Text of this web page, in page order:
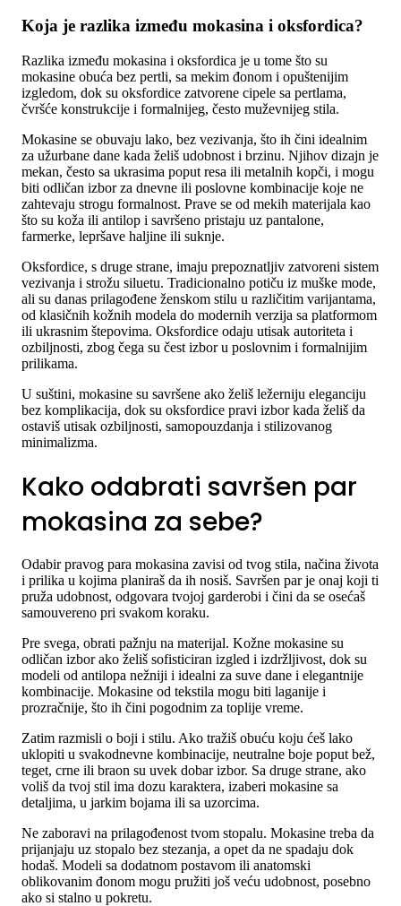
Koja je razlika između mokasina i oksfordica?
Razlika između mokasina i oksfordica je u tome što su
mokasine obuća bez pertli, sa mekim đonom i opuštenijim
izgledom, dok su oksfordice zatvorene cipele sa pertlama,
čvršće konstrukcije i formalnijeg, često muževnijeg stila.
Mokasine se obuvaju lako, bez vezivanja, što ih čini idealnim
za užurbane dane kada želiš udobnost i brzinu. Njihov dizajn je
mekan, često sa ukrasima poput resa ili metalnih kopči, i mogu
biti odličan izbor za dnevne ili poslovne kombinacije koje ne
zahtevaju strogu formalnost. Prave se od mekih materijala kao
što su koža ili antilop i savršeno pristaju uz pantalone,
farmerke, lepršave haljine ili suknje.
Oksfordice, s druge strane, imaju prepoznatljiv zatvoreni sistem
vezivanja i strožu siluetu. Tradicionalno potiču iz muške mode,
ali su danas prilagođene ženskom stilu u različitim varijantama,
od klasičnih kožnih modela do modernih verzija sa platformom
ili ukrasnim štepovima. Oksfordice odaju utisak autoriteta i
ozbiljnosti, zbog čega su čest izbor u poslovnim i formalnijim
prilikama.
U suštini, mokasine su savršene ako želiš ležerniju eleganciju
bez komplikacija, dok su oksfordice pravi izbor kada želiš da
ostaviš utisak ozbiljnosti, samopouzdanja i stilizovanog
minimalizma.
Kako odabrati savršen par
mokasina za sebe?
Odabir pravog para mokasina zavisi od tvog stila, načina života
i prilika u kojima planiraš da ih nosiš. Savršen par je onaj koji ti
pruža udobnost, odgovara tvojoj garderobi i čini da se osećaš
samouvereno pri svakom koraku.
Pre svega, obrati pažnju na materijal. Kožne mokasine su
odličan izbor ako želiš sofisticiran izgled i izdržljivost, dok su
modeli od antilopa nežniji i idealni za suve dane i elegantnije
kombinacije. Mokasine od tekstila mogu biti laganije i
prozračnije, što ih čini pogodnim za toplije vreme.
Zatim razmisli o boji i stilu. Ako tražiš obuću koju ćeš lako
uklopiti u svakodnevne kombinacije, neutralne boje poput bež,
teget, crne ili braon su uvek dobar izbor. Sa druge strane, ako
voliš da tvoj stil ima dozu karaktera, izaberi mokasine sa
detaljima, u jarkim bojama ili sa uzorcima.
Ne zaboravi na prilagođenost tvom stopalu. Mokasine treba da
prijanjaju uz stopalo bez stezanja, a opet da ne spadaju dok
hodaš. Modeli sa dodatnom postavom ili anatomski
oblikovanim đonom mogu pružiti još veću udobnost, posebno
ako si stalno u pokretu.